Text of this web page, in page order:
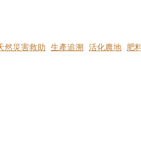
然災害救助 生產追溯 活化農地 肥